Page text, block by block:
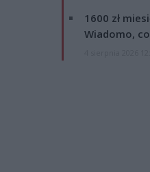
1600 zł
Wiadomo,